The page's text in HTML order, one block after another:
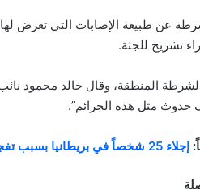
عن طبيعة الإصابات التي تعرض لها
تشريح للجثة.
المنطقة، وقال خالد محمود
مثل هذه الجرائم”.
إجلاء 25 شخصاً في بريطانيا بسبب تفجيرات تحت الأرض